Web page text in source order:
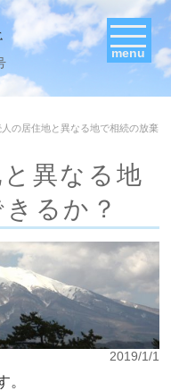
menu
の居住地と異なる地で相続の放棄
異なる地
るか？
2019/1/1
。